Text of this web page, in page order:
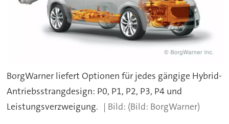
BorgWarner liefert Optionen für jedes gängige Hybrid-
Antriebsstrangdesign: P0, P1, P2, P3, P4 und
Leistungsverzweigung.
(Bild: BorgWarner)